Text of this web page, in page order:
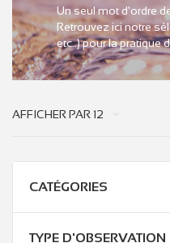
Un seul mot d'ordre
Retrouvez ici notre
etc..) pour la pratique
AFFICHER PAR 12
CATÉGORIES
TYPE D'OBSERVATION